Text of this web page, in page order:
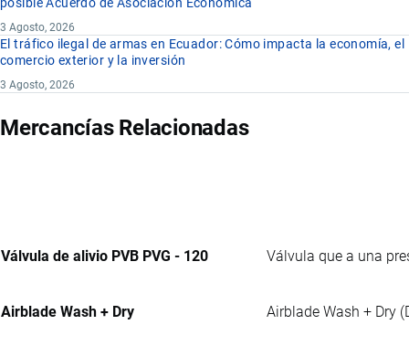
posible Acuerdo de Asociación Económica
3 Agosto, 2026
El tráfico ilegal de armas en Ecuador: Cómo impacta la economía, el
comercio exterior y la inversión
3 Agosto, 2026
Mercancías Relacionadas
Válvula de alivio PVB PVG - 120 Válvula que a una
Airblade Wash + Dry Airblade Wash + Dry